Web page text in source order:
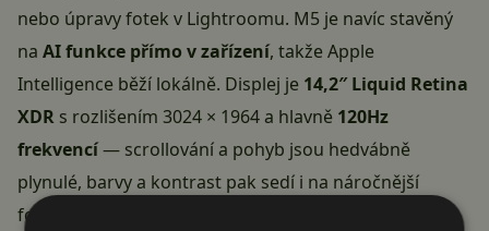
nebo úpravy fotek v Lightroomu. M5 je navíc stavěný
na AI funkce přímo v zařízení, takže Apple
Intelligence běží lokálně. Displej je 14,2″ Liquid Retina
XDR s rozlišením 3024 × 1964 a hlavně 120Hz
frekvencí— scrollování a pohyb jsou hedvábně
plynulé, barvy a kontrast pak sedí i na náročnější
fotopráci.